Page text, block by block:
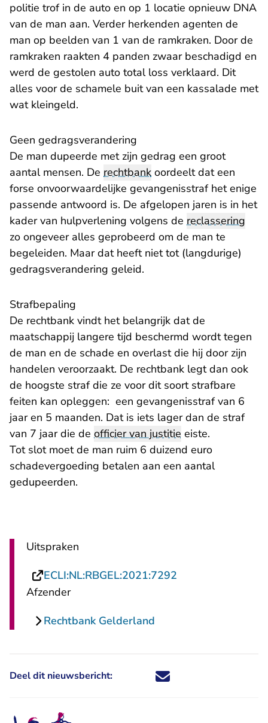
politie trof in de auto en op 1 locatie opnieuw DNA
van de man aan. Verder herkenden agenten de
man op beelden van 1 van de ramkraken. Door de
ramkraken raakten 4 panden zwaar beschadigd en
werd de gestolen auto total loss verklaard. Dit
alles voor de schamele buit van een kassalade met
wat kleingeld.
Geen gedragsverandering
De man dupeerde met zijn gedrag een groot
aantal mensen. De rechtbank oordeelt dat een
forse onvoorwaardelijke gevangenisstraf het enige
passende antwoord is. De afgelopen jaren is in het
kader van hulpverlening volgens de reclassering
zo ongeveer alles geprobeerd om de man te
begeleiden. Maar dat heeft niet tot (langdurige)
gedragsverandering geleid.
Strafbepaling
De rechtbank vindt het belangrijk dat de
maatschappij langere tijd beschermd wordt tegen
de man en de schade en overlast die hij door zijn
handelen veroorzaakt. De rechtbank legt dan ook
de hoogste straf die ze voor dit soort strafbare
feiten kan opleggen: een gevangenisstraf van 6
jaar en 5 maanden. Dat is iets lager dan de straf
van 7 jaar die de officier van justitie eiste.
Tot slot moet de man ruim 6 duizend euro
schadevergoeding betalen aan een aantal
gedupeerden.
Uitspraken
ECLI:NL:RBGEL:2021:7292
Afzender
Rechtbank Gelderland
Deel dit nieuwsbericht: Deel dit nieuwsbericht via X -
Deel dit nieuwsbericht via
Deel dit nieuwsbericht
Deel dit